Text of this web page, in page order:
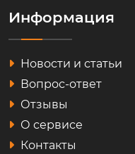
Информация
Новости и статьи
Вопрос-ответ
Отзывы
О сервисе
Контакты